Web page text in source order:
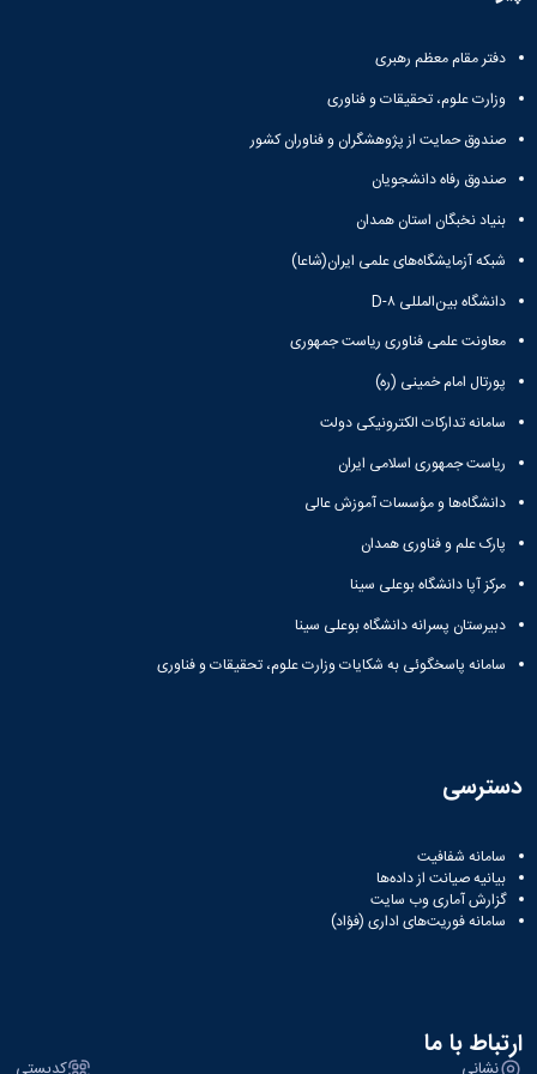
آزمایشگاه
آزمایشگاه
باستان
شناسی
آزمایشگاه
هوش
ربات
و
اولویت
های
طرح
های
پژوهشی
طرح
پژوهشی
سال
1398
نشریات
فصلنامه
معاونت
پژوهش
فناوری
فهرست
علمی
معتبر
در
پژوهش
کرسی
نظریه
دانشگاه
هیات
علمی
آیین
نامه
ها
دفتر مقام معظم رهبری
وزارت علوم، تحقیقات و فناوری
صندوق حمایت از پژوهشگران و فناوران کشور
صندوق رفاه دانشجویان
بنیاد نخبگان استان همدان
شبکه آزمایشگاه‌های علمی ایران(شاعا)
دانشگاه بین‌المللی D-۸
معاونت علمی فناوری ریاست جمهوری
پورتال امام خمینی (ره)
سامانه تدارکات الکترونیکی دولت
ریاست جمهوری اسلامی ایران
دانشگاه‌ها و مؤسسات آموزش عالی
پارک علم و فناوری همدان
مرکز آپا دانشگاه بوعلی سینا
دبیرستان پسرانه دانشگاه بوعلی سینا
سامانه پاسخگوئی به شکایات وزارت علوم، تحقیقات و فناوری
دسترسی
سامانه شفافیت
بیانیه صیانت از داده‌ها
گزارش آماری وب‌ سایت
سامانه فوریت‌های اداری (فؤاد)
ارتباط با ما